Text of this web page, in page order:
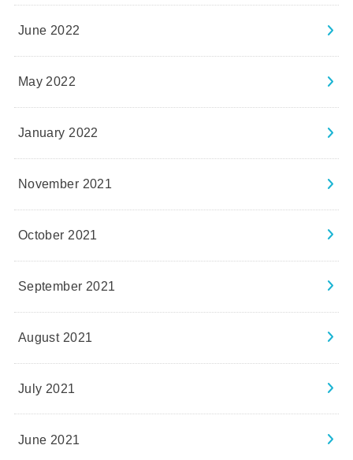
June 2022
May 2022
January 2022
November 2021
October 2021
September 2021
August 2021
July 2021
June 2021